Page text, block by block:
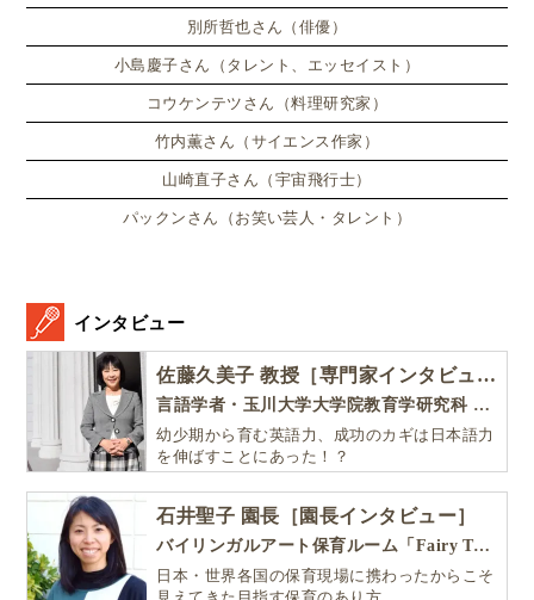
別所哲也さん（俳優）
小島慶子さん（タレント、エッセイスト）
コウケンテツさん（料理研究家）
竹内薫さん（サイエンス作家）
山崎直子さん（宇宙飛行士）
パックンさん（お笑い芸人・タレント）
インタビュー
佐藤久美子 教授［専門家インタビュー］
言語学者・玉川大学大学院教育学研究科 教授・NHK「えいごであそぼ」総合指導
幼少期から育む英語力、成功のカギは日本語力
を伸ばすことにあった！？
石井聖子 園長［園長インタビュー］
バイリンガルアート保育ルーム「Fairy Tale（フェアリーテイル）」
日本・世界各国の保育現場に携わったからこそ